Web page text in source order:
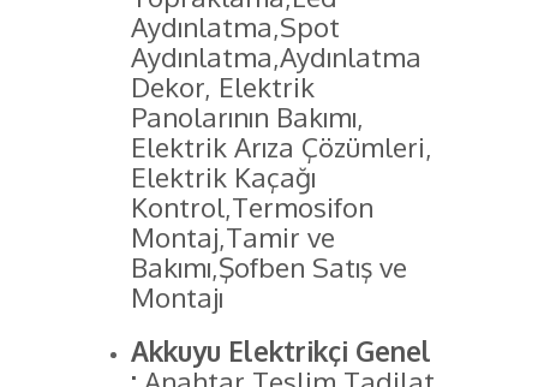
Aydınlatma,Spot
Aydınlatma,Aydınlatma
Dekor, Elektrik
Panolarının Bakımı,
Elektrik Arıza Çözümleri,
Elektrik Kaçağı
Kontrol,Termosifon
Montaj,Tamir ve
Bakımı,Şofben Satış ve
Montajı
Akkuyu Elektrikçi Genel